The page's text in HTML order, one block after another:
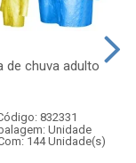
de chuva adulto
832331
Unidade
144 Unidade(s)